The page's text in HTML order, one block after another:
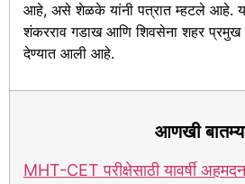
आहे, असे शेळके यांनी पत्रात म्हटले आहे. या
शंकरराव गडाख आणि शिवसेना शहर प्रमुख
देण्यात आली आहे.
आणखी
MHT-CET परीक्षेसाठी यावर्षी